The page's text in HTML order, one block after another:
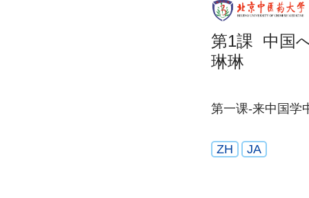
第1課 中国
琳琳
第一课-来中国学
ZH JA